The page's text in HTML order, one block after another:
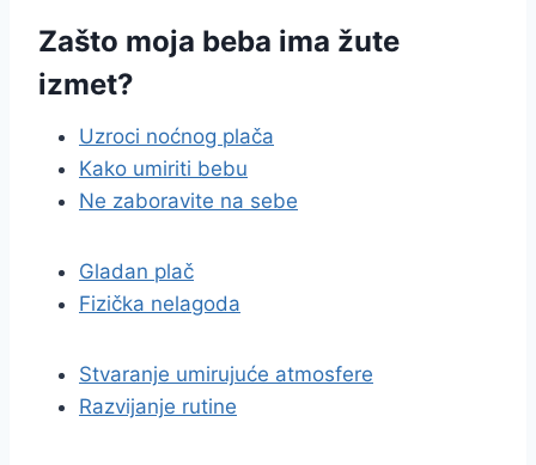
Zašto moja beba ima žute
izmet?
Uzroci noćnog plača
Kako umiriti bebu
Ne zaboravite na sebe
Gladan plač
Fizička nelagoda
Stvaranje umirujuće atmosfere
Razvijanje rutine